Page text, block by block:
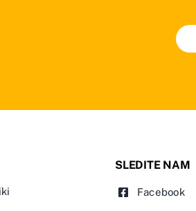
SLEDITE NAM
Facebook